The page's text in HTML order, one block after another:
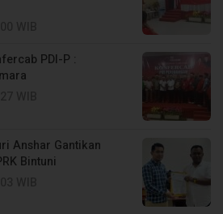
PDI-P :
Anshar Gantikan
Bintuni